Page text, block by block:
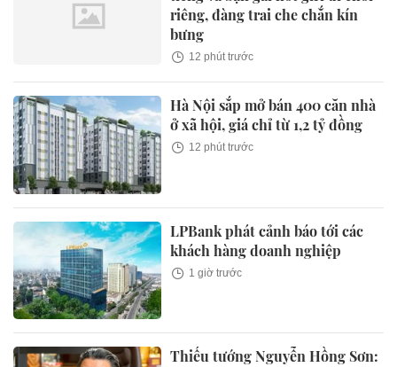
riêng, đàng trai che chắn kín
bưng
12 phút trước
Hà Nội sắp mở bán 400 căn nhà
ở xã hội, giá chỉ từ 1,2 tỷ đồng
12 phút trước
LPBank phát cảnh báo tới các
khách hàng doanh nghiệp
1 giờ trước
Thiếu tướng Nguyễn Hồng Sơn: